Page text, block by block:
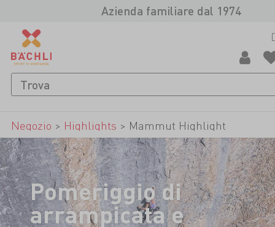
Azienda familiare dal 1974
Negozio > Highlights > Mammut Highlight
Pomeriggio di
arrampicata e